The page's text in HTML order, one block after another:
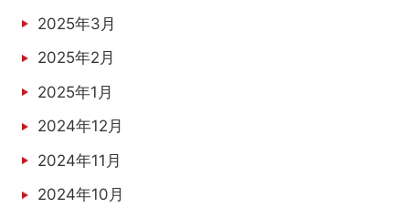
2025年3月
2025年2月
2025年1月
2024年12月
2024年11月
2024年10月